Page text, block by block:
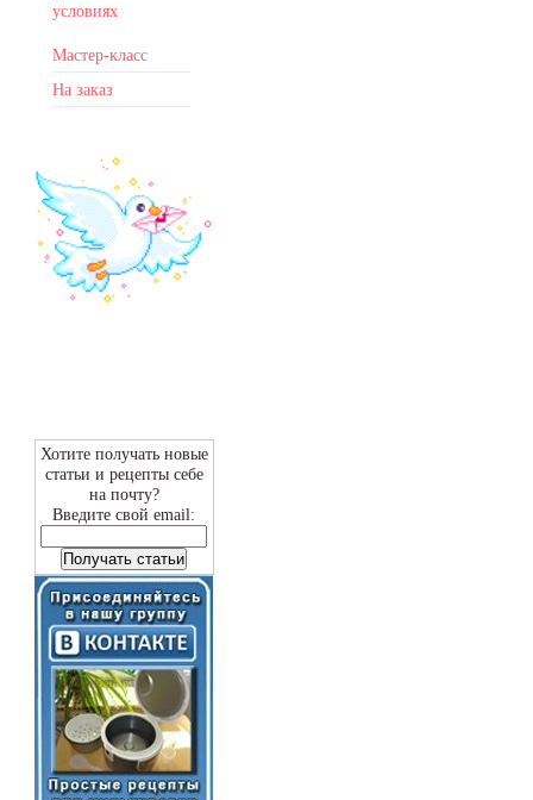
условиях
Мастер-класс
На заказ
Хотите получать новые
статьи и рецепты себе
на почту?
Введите свой email: